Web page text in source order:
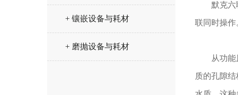
+ 镶嵌设备与耗材
+ 磨抛设备与耗材
默克六联
联同时操作
从功能原
质的孔隙